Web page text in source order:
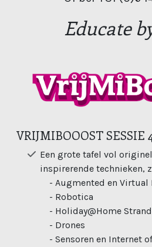
Educate
VRIJMIBOOOST SESSIE
Een grote tafel vol
inspirerende technieken,
- Augmented en Virtual
- Robotica
- Holiday@Home
- Drones
- Sensoren en Internet